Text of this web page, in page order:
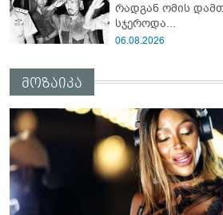
რადგან ომის
სჯეროდა...
06.08.2026
მოზაიკა